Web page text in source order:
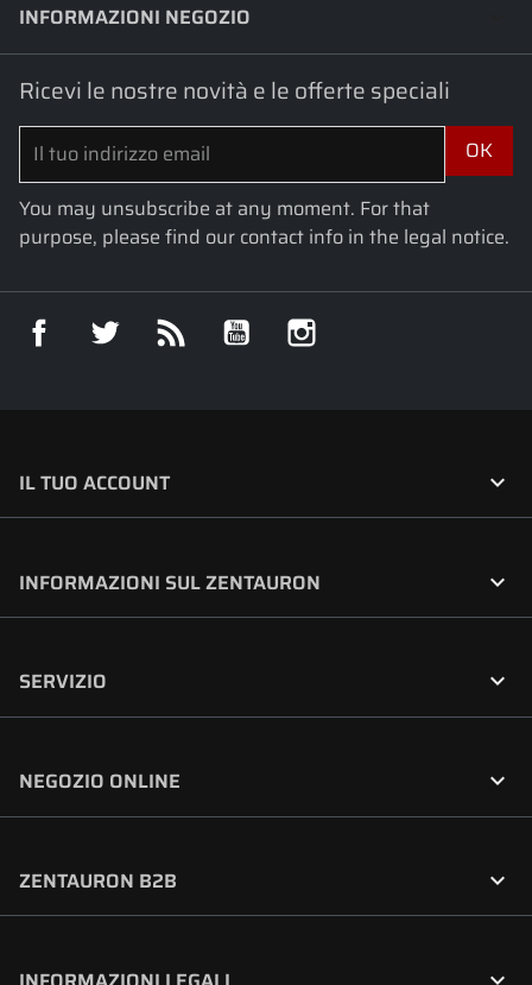
INFORMAZIONI NEGOZIO
Ricevi le nostre novità e le offerte speciali
You may unsubscribe at any moment. For that
purpose, please find our contact info in the legal notice.
Facebook Twitter YouTube
IL TUO ACCOUNT 
INFORMAZIONI SUL ZENTAURON 
SERVIZIO 
NEGOZIO ONLINE 
ZENTAURON B2B 